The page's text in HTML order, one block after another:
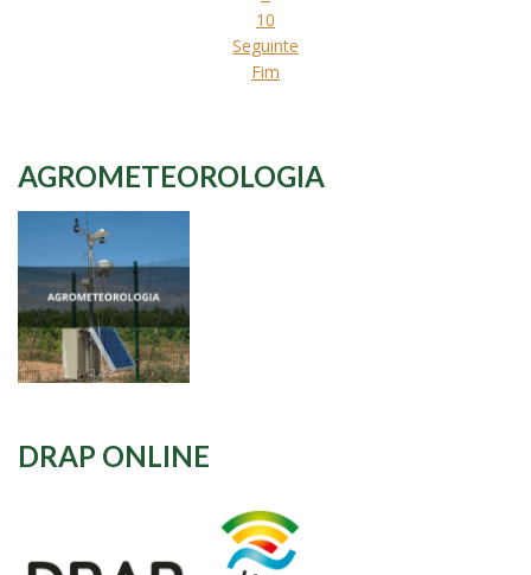
10
Seguinte
Fim
AGROMETEOROLOGIA
DRAP ONLINE